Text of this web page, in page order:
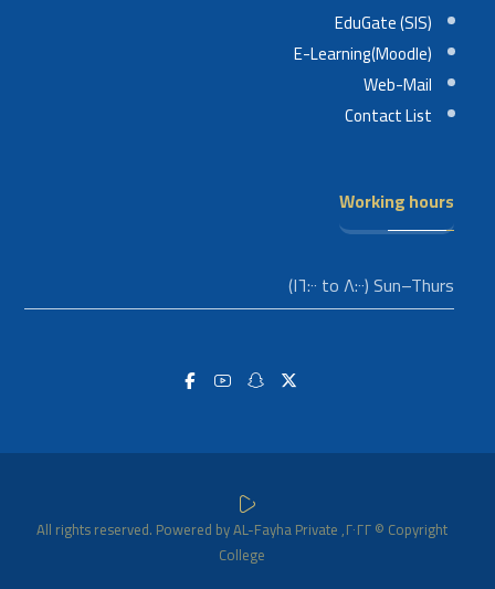
EduGate (SIS)
E-Learning(Moodle)
Web-Mail
Contact List
Working hours
Sun–Thurs (٨:٠٠ to ١٦:٠٠)
Copyright © ٢٠٢٢, All rights reserved. Powered by AL-Fayha Private
College